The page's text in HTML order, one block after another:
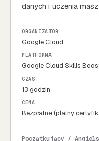
danych i uczenia
ORGANIZATOR
Google Cloud
PLATFORMA
Google Cloud Skills
CZAS
13 godzin
CENA
Bezpłatne (płatny
Początkujący /